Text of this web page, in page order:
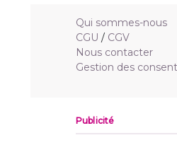
Qui sommes-nous
CGU / CGV
Nous contacter
Gestion des
Publicité